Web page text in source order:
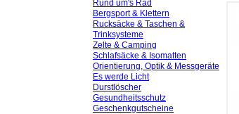
Rund um's Rad
Bergsport & Klettern
Rucksäcke & Taschen &
Trinksysteme
Zelte & Camping
Schlafsäcke & Isomatten
Orientierung, Optik & Messgeräte
Es werde Licht
Durstlöscher
Gesundheitsschutz
Geschenkgutscheine